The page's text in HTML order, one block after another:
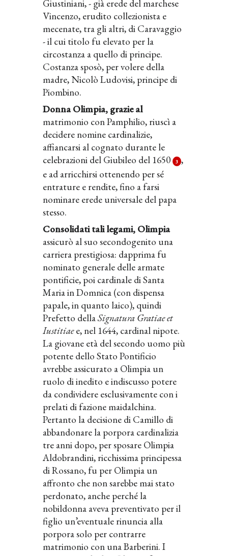
Giustiniani, - già erede del marchese
Vincenzo, erudito collezionista e
mecenate, tra gli altri, di Caravaggio
- il cui titolo fu elevato per la
circostanza a quello di principe.
Costanza sposò, per volere della
madre, Nicolò Ludovisi, principe di
Piombino.
Donna Olimpia, grazie al
matrimonio con Pamphilio, riuscì a
decidere nomine cardinalizie,
affiancarsi al cognato durante le
celebrazioni del Giubileo del 1650
3 ,
e ad arricchirsi ottenendo per sé
entrature e rendite, fino a farsi
nominare erede universale del papa
stesso.
Consolidati tali legami, Olimpia
assicurò al suo secondogenito una
carriera prestigiosa: dapprima fu
nominato generale delle armate
pontificie, poi cardinale di Santa
Maria in Domnica (con dispensa
papale, in quanto laico), quindi
Prefetto dellaSignatura Gratiae et
Iustitiaee, nel 1644, cardinal nipote.
La giovane età del secondo uomo più
potente dello Stato Pontificio
avrebbe assicurato a Olimpia un
ruolo di inedito e indiscusso potere
da condividere esclusivamente con i
prelati di fazione maidalchina.
Pertanto la decisione di Camillo di
abbandonare la porpora cardinalizia
tre anni dopo, per sposare Olimpia
Aldobrandini, ricchissima principessa
di Rossano, fu per Olimpia un
affronto che non sarebbe mai stato
perdonato, anche perché la
nobildonna aveva preventivato per il
figlio un’eventuale rinuncia alla
porpora solo per contrarre
matrimonio con una Barberini. I